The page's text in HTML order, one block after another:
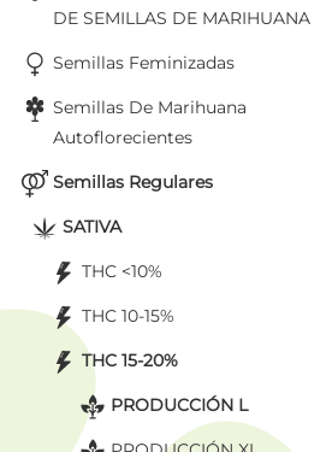
DE SEMILLAS DE MARIHUANA
Semillas Feminizadas
Semillas De Marihuana
Autoflorecientes
Semillas Regulares
SATIVA
THC <10%
THC 10-15%
THC 15-20%
PRODUCCIÓN L